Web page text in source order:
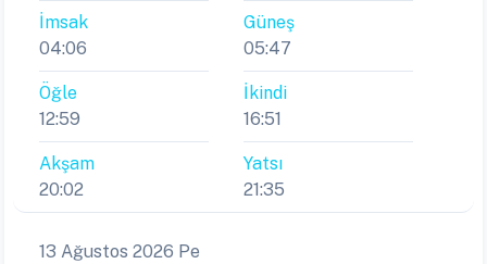
İmsak
04:06
Güneş
05:47
Öğle
12:59
İkindi
16:51
Akşam
20:02
Yatsı
21:35
13 Ağustos 2026 Pe